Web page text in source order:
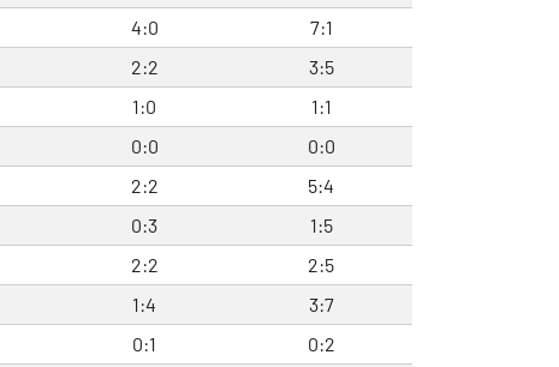
4:0
7:1
2:2
3:5
1:0
1:1
0:0
0:0
2:2
5:4
0:3
1:5
2:2
2:5
1:4
3:7
0:1
0:2